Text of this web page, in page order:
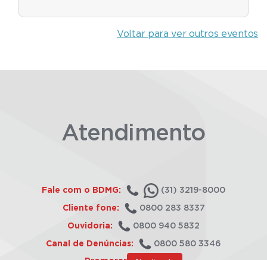
Voltar para ver outros eventos
Atendimento
Fale com o BDMG: (31) 3219-8000
Cliente fone: 0800 283 8337
Ouvidoria: 0800 940 5832
Canal de Denúncias: 0800 580 3346